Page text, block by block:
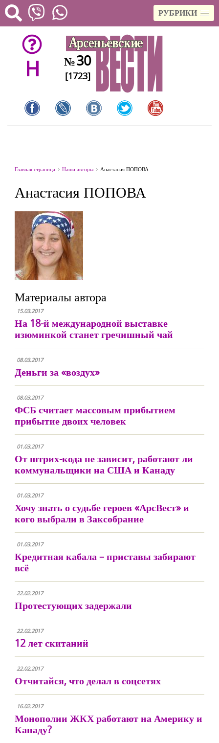
РУБРИКИ
H №30
[1723]
Главная страница Наши авторы Анастасия ПОПОВА
Анастасия ПОПОВА
Материалы автора
15.03.2017
На 18-й международной выставке
изюминкой станет гречишный чай
08.03.2017
Деньги за «воздух»
08.03.2017
ФСБ считает массовым прибытием
прибытие двоих человек
01.03.2017
От штрих-кода не зависит, работают ли
коммунальщики на США и Канаду
01.03.2017
Хочу знать о судьбе героев «АрсВест» и
кого выбрали в Заксобрание
01.03.2017
Кредитная кабала – приставы забирают
всё
22.02.2017
Протестующих задержали
22.02.2017
12 лет скитаний
22.02.2017
Отчитайся, что делал в соцсетях
16.02.2017
Монополии ЖКХ работают на Америку и
Канаду?